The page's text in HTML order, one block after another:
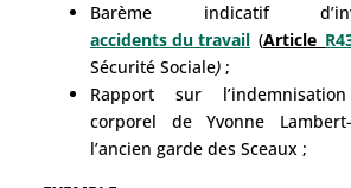
Barème indicatif
accidents du travail (Article
Sécurité Sociale) ;
Rapport sur
corporel de Yvonne
l’ancien garde des Sceaux ;